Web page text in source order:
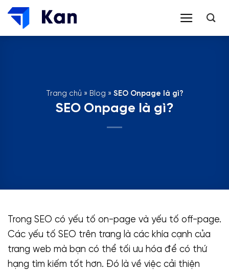
Bỏ
qua
nội
Trang chủ » Blog » SEO Onpage là gì?
SEO Onpage là gì?
Trong SEO có yếu tố on-page và yếu tố off-page.
Các yếu tố SEO trên trang là các khía cạnh của
trang web mà bạn có thể tối ưu hóa để có thứ
hạng tìm kiếm tốt hơn. Đó là về việc cải thiện